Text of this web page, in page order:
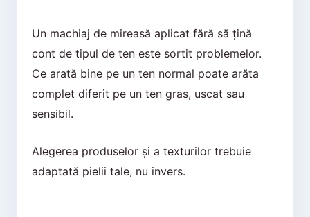
Un machiaj de mireasă aplicat fără să țină
cont de tipul de ten este sortit problemelor.
Ce arată bine pe un ten normal poate arăta
complet diferit pe un ten gras, uscat sau
sensibil.
Alegerea produselor și a texturilor trebuie
adaptată pielii tale, nu invers.